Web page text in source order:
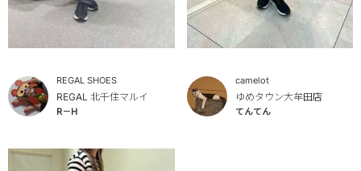
REGAL SHOES
REGAL 北千住マルイ
R－H
camelot
ゆめタウン大牟田店
てんてん